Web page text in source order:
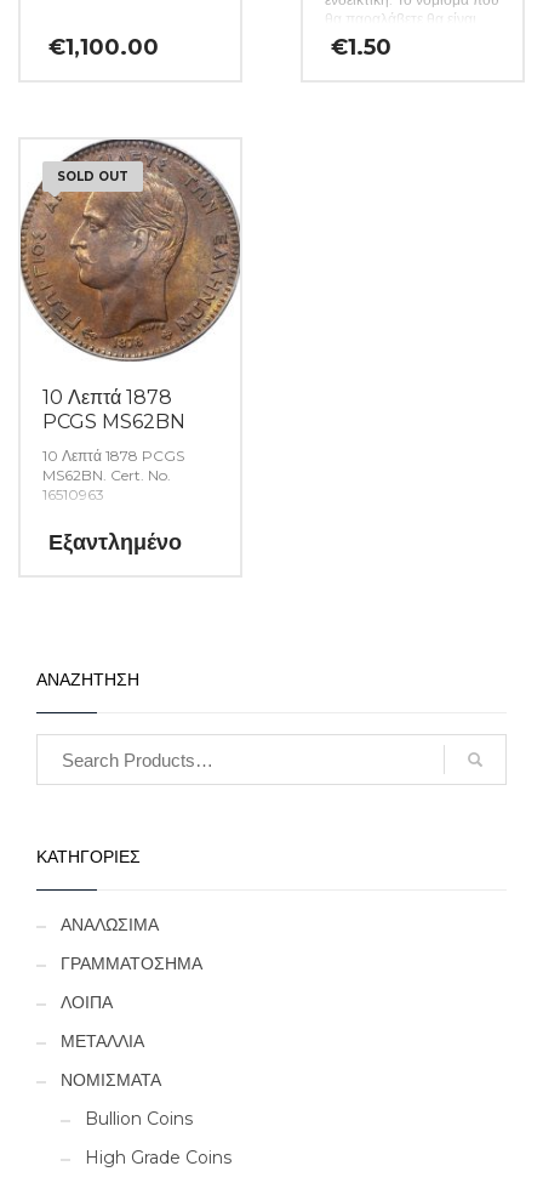
€1,100.00
θα παραλάβετε θα είναι
αυστηρώς ακυκλοφόρητο
από μασούρι τραπέζης.
€1.50
SOLD OUT
10 Λεπτά 1878
PCGS MS62BN
10 Λεπτά 1878 PCGS
MS62BN. Cert. No.
16510963
Εξαντλημένο
ΑΝΑΖΗΤΗΣΗ
ΚΑΤΗΓΟΡΙΕΣ
ΑΝΑΛΩΣΙΜΑ
ΓΡΑΜΜΑΤΟΣΗΜΑ
ΛΟΙΠΑ
ΜΕΤΑΛΛΙΑ
ΝΟΜΙΣΜΑΤΑ
Bullion Coins
High Grade Coins